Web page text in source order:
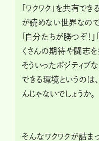
「ワクワク」を共有で
が読めない世界なので
「自分たちが勝つぞ！
くさんの期待や闘志を
そういったポジティブ
できる環境というのは
んじゃないでしょうか。
そんなワクワクが詰